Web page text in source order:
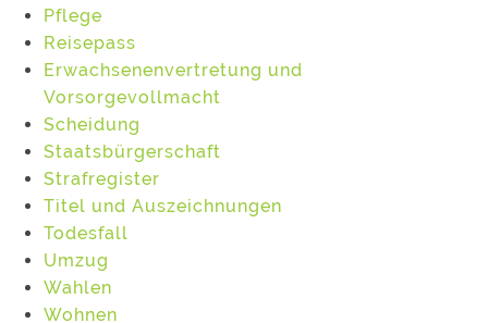
Pflege
Reisepass
Erwachsenenvertretung und
Vorsorgevollmacht
Scheidung
Staatsbürgerschaft
Strafregister
Titel und Auszeichnungen
Todesfall
Umzug
Wahlen
Wohnen